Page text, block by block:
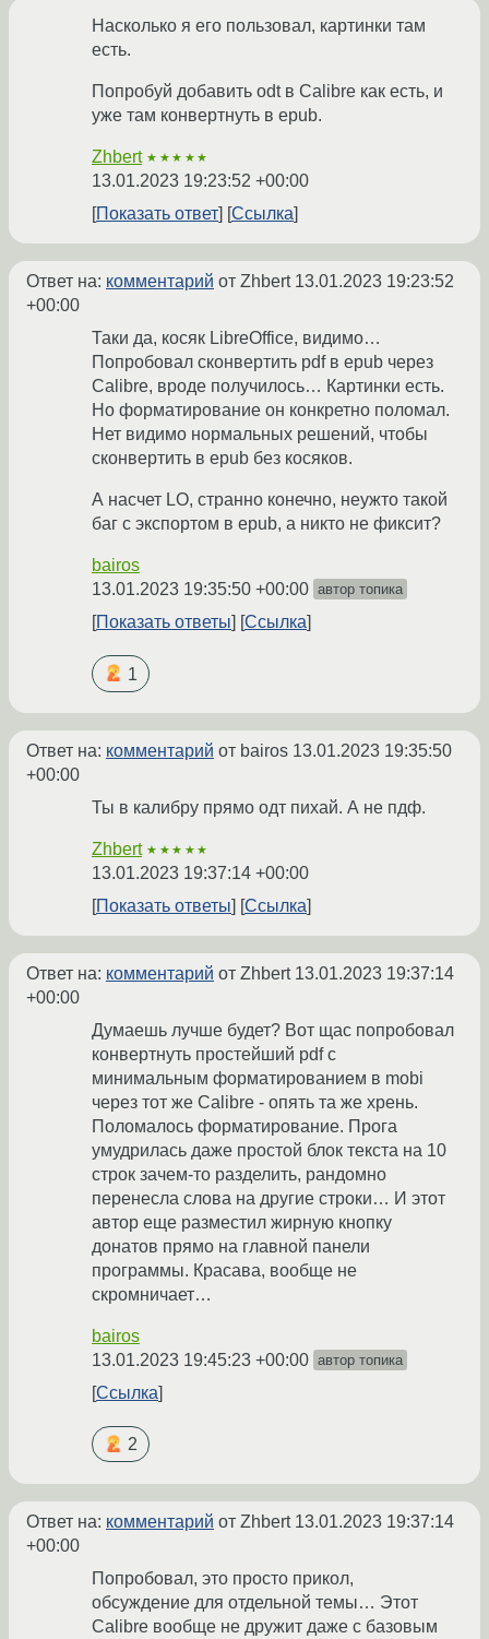
Насколько я его пользовал, картинки там
есть.
Попробуй добавить odt в Calibre как есть, и
уже там конвертнуть в epub.
Zhbert ★★★★★
13.01.2023 19:23:52 +00:00
Показать ответ
Ссылка
Ответ на: комментарий от Zhbert 13.01.2023 19:23:52
+00:00
Таки да, косяк LibreOffice, видимо…
Попробовал сконвертить pdf в epub через
Calibre, вроде получилось… Картинки есть.
Но форматирование он конкретно поломал.
Нет видимо нормальных решений, чтобы
сконвертить в epub без косяков.
А насчет LO, странно конечно, неужто такой
баг с экспортом в epub, а никто не фиксит?
bairos
13.01.2023 19:35:50 +00:00 автор топика
Показать ответы Ссылка
1
Ответ на: комментарий от bairos 13.01.2023 19:35:50
+00:00
Ты в калибру прямо одт пихай. А не пдф.
Zhbert ★★★★★
13.01.2023 19:37:14 +00:00
Показать ответы
Ссылка
Ответ на: комментарий от Zhbert 13.01.2023 19:37:14
+00:00
Думаешь лучше будет? Вот щас попробовал
конвертнуть простейший pdf с
минимальным форматированием в mobi
через тот же Calibre - опять та же хрень.
Поломалось форматирование. Прога
умудрилась даже простой блок текста на 10
строк зачем-то разделить, рандомно
перенесла слова на другие строки… И этот
автор еще разместил жирную кнопку
донатов прямо на главной панели
программы. Красава, вообще не
скромничает…
bairos
13.01.2023 19:45:23 +00:00 автор топика
Ссылка
2
Ответ на: комментарий от Zhbert 13.01.2023 19:37:14
+00:00
Попробовал, это просто прикол,
обсуждение для отдельной темы… Этот
Calibre вообще не дружит даже с базовым